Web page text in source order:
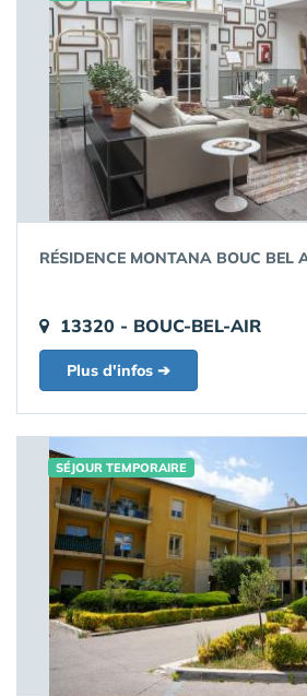
RÉSIDENCE MONTANA BOUC BEL
13320 - BOUC-BEL-AIR
Plus d'infos ➔
SÉJOUR TEMPORAIRE